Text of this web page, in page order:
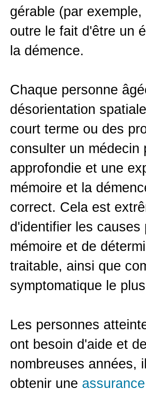
gérable (par
outre le fait d'être un
la démence.
Chaque personne
désorientation
court terme ou des
consulter un médecin
approfondie et une
mémoire et la
correct. Cela est
d'identifier les
mémoire et de
traitable, ainsi que
symptomatique le
Les personnes
ont besoin d'aide et
nombreuses années,
obtenir une